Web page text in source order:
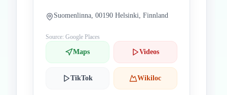
Suomenlinna, 00190 Helsinki, Finnland
Source: Google Places
Maps Videos
TikTok Wikiloc